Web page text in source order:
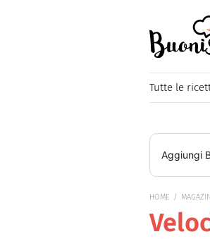
Tutte le
Primi
Secondi
Piatti
Aggiungi
HOME